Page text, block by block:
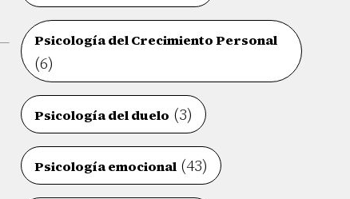
Psicología del Crecimiento Personal
(6)
Psicología del duelo (3)
Psicología emocional (43)